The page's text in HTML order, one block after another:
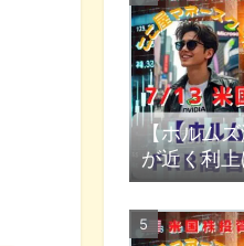
【ホルム
が近く利